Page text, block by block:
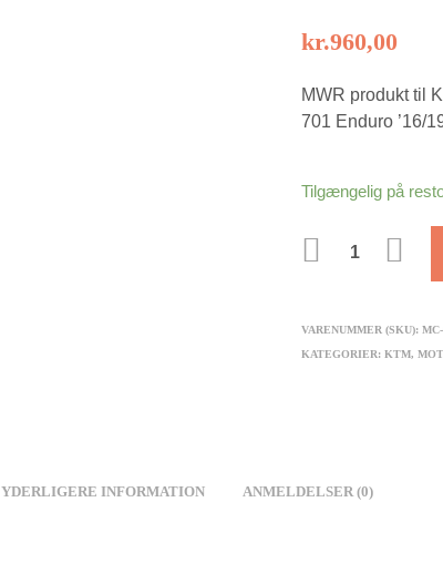
kr.960,00
MWR produkt til
701 Enduro ’16/
Tilgængelig på
ANTAL
VARENUMMER (SKU):
KATEGORIER:KTM,
YDERLIGERE INFORMATION ANMELDELSER (0)